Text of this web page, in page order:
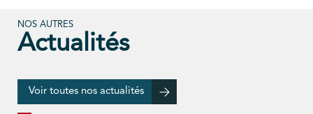
NOS AUTRES
Actualités
Voir toutes nos actualités